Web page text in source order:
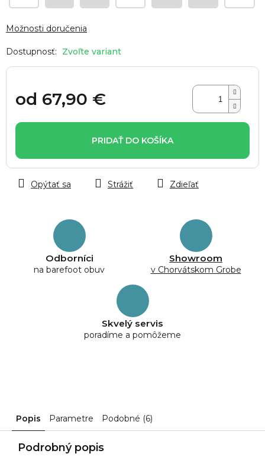
Zvoľte variant
Možnosti doručenia
od 67,90 €
cena:
PRIDAŤ DO KOŠÍKA
Odborníci
na barefoot obuv
Showroom
v Chorvátskom Grobe
Skvelý servis
poradíme a pomôžeme
Opýtať sa Strážiť Zdieľať
Popis Parametre Podobné (6)
Podrobný popis